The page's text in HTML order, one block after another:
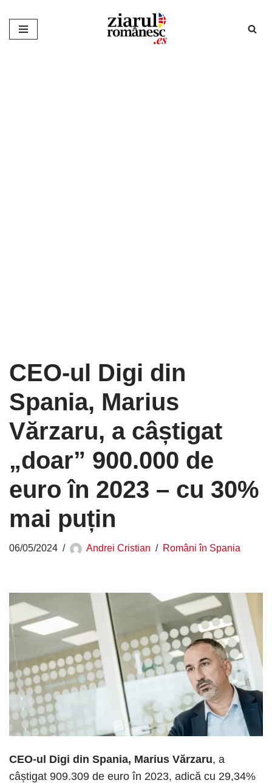
Sari
CEO-ul Digi din
Spania, Marius
Vărzaru, a câștigat
„doar” 900.000 de
euro în 2023 – cu 30%
mai puțin
06/05/2024 Andrei Cristian Români în Spania
CEO-ul Digi din Spania, Marius Vărzaru, a
câștigat 909.309 de euro în 2023, adică cu 29,34%